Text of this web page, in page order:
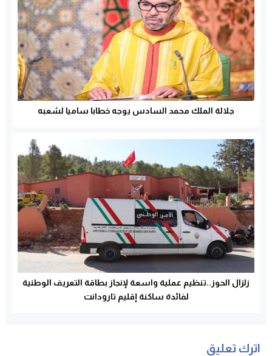
جلالة الملك محمد السادس يوجه خطابا ساميا لشعبه
زلزال الحوز..تنظيم عملية واسعة لإنجاز بطاقة التعريف الوطنية
لفائدة ساكنة إقليم تارودانت
اترك تعليق